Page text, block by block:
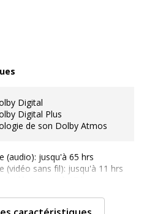
Digital
Digital Plus
de son Dolby Atmos
(audio): jusqu'à 65 hrs
(vidéo sans fil): jusqu'à 11 hrs